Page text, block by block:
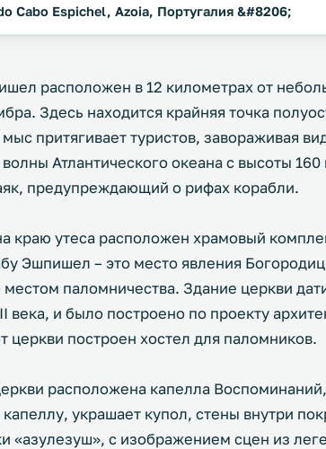
Cabo Espichel, Azoia, Португалия &#8206;
расположен в 12 километрах от
Здесь находится крайняя точка
притягивает туристов, завораживая
Атлантического океана с высоты
предупреждающий о рифах корабли.
краю утеса расположен храмовый
Эшпишел – это место явления
местом паломничества. Здание церкви
века, и было построено по проекту
церкви построен хостел для паломников.
расположена капелла
украшает купол, стены внутри
«азулезуш», с изображением сцен из